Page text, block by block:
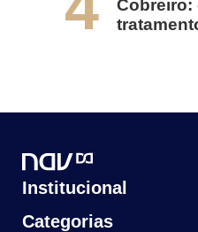
Cobreiro:
Institucional
Categorias